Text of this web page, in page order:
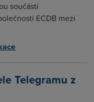
součástí
ECDB mezi
Telegramu z